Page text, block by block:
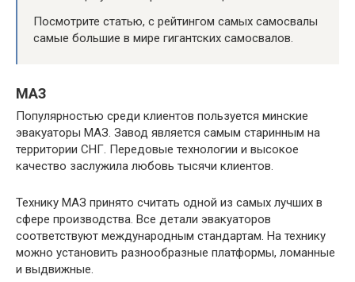
Посмотрите статью, с рейтингом самых самосвалы
самые большие в мире гигантских самосвалов.
МАЗ
Популярностью среди клиентов пользуется минские
эвакуаторы МАЗ. Завод является самым старинным на
территории СНГ. Передовые технологии и высокое
качество заслужила любовь тысячи клиентов.
Технику МАЗ принято считать одной из самых лучших в
сфере производства. Все детали эвакуаторов
соответствуют международным стандартам. На технику
можно установить разнообразные платформы, ломанные
и выдвижные.